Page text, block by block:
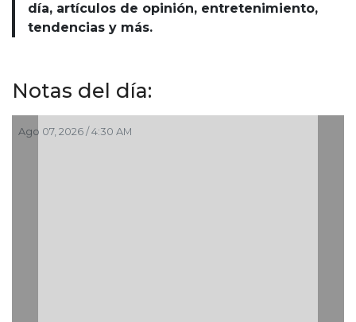
día, artículos de opinión, entretenimiento,
tendencias y más.
Notas del día:
Ago 07, 2026 / 4:30 AM